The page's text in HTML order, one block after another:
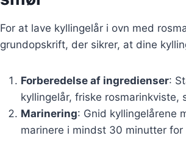
For at lave kyllingelår i ovn med
grundopskrift, der sikrer, at dine
Forberedelse af ingredienser:
kyllingelår, friske rosmarinkviste,
Marinering: Gnid kyllingelårene
marinere i mindst 30 minutter